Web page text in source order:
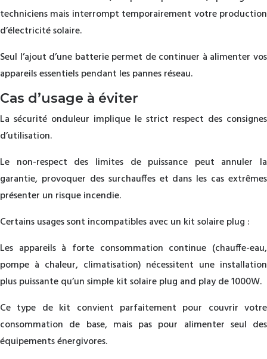
techniciens mais interrompt temporairement votre production
d’électricité solaire.
Seul l’ajout d’une batterie permet de continuer à alimenter vos
appareils essentiels pendant les pannes réseau.
Cas d’usage à éviter
La sécurité onduleur implique le strict respect des consignes
d’utilisation.
Le non-respect des limites de puissance peut annuler la
garantie, provoquer des surchauffes et dans les cas extrêmes
présenter un risque incendie.
Certains usages sont incompatibles avec un kit solaire plug :
Les appareils à forte consommation continue (chauffe-eau,
pompe à chaleur, climatisation) nécessitent une installation
plus puissante qu’un simple kit solaire plug and play de 1000W.
Ce type de kit convient parfaitement pour couvrir votre
consommation de base, mais pas pour alimenter seul des
équipements énergivores.